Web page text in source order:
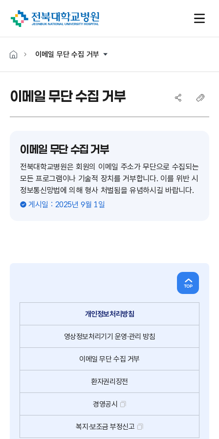
이메일 무단 수집 거부
이메일 무단 수집 거부
이메일 무단 수집 거부
전북대학교병원은 회원의 이메일 주소가 무단으로 수집되는
모든 프로그램이나 기술적 장치를 거부합니다. 이를 위반 시
정보통신망법에 의해 형사 처벌됨을 유념하시길 바랍니다.
게시일 : 2025년 9월 1일
개인정보처리방침
영상정보처리기기 운영·관리 방침
이메일 무단수집 거부
환자권리장전
경영공시
복지·보조금 부정신고